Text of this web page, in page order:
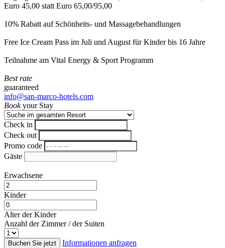
Euro 45,00 statt Euro 65,00/95,00
10% Rabatt auf Schönheits- und Massagebehandlungen
Free Ice Cream Pass im Juli und August für Kinder bis 16 Jahre
Teilnahme am Vital Energy & Sport Programm
Best rate
guaranteed
info@san-marco-hotels.com
Bookyour Stay
Check in
Check out
Promo code
Gäste
Erwachsene
Kinder
Alter der Kinder
Anzahl der Zimmer / der Suiten
Buchen Sie jetzt
Informationen anfragen